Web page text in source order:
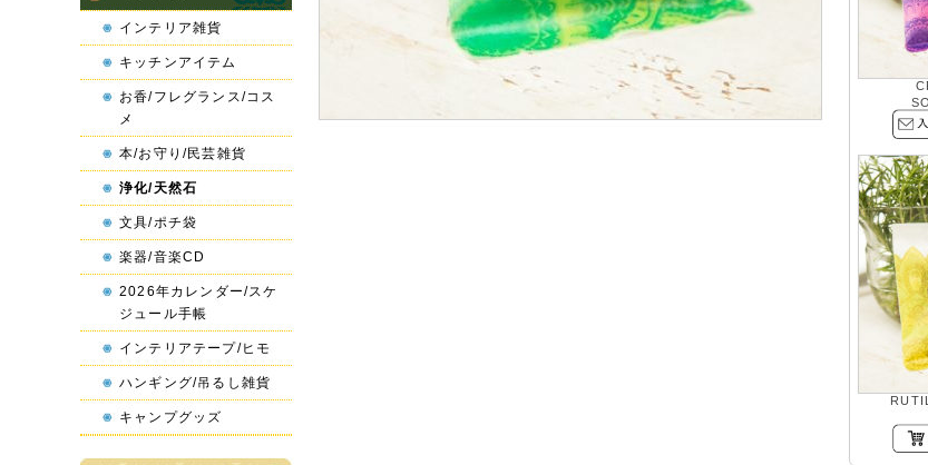
インテリア雑貨
キッチンアイテム
お香/フレグランス/コス
メ
本/お守り/民芸雑貨
浄化/天然石
文具/ポチ袋
楽器/音楽CD
2026年カレンダー/スケ
ジュール手帳
インテリアテープ/ヒモ
ハンギング/吊るし雑貨
キャンプグッズ